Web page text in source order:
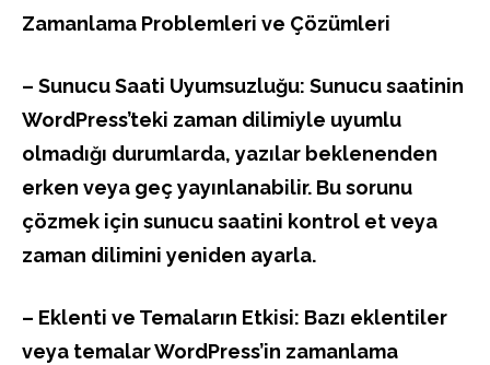
Zamanlama Problemleri ve Çözümleri
– Sunucu Saati Uyumsuzluğu: Sunucu saatinin
WordPress’teki zaman dilimiyle uyumlu
olmadığı durumlarda, yazılar beklenenden
erken veya geç yayınlanabilir. Bu sorunu
çözmek için sunucu saatini kontrol et veya
zaman dilimini yeniden ayarla.
– Eklenti ve Temaların Etkisi: Bazı eklentiler
veya temalar WordPress’in zamanlama